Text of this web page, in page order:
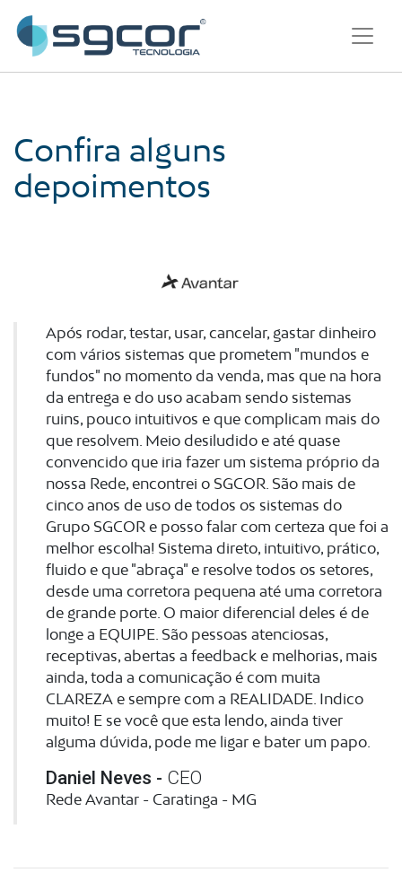
Confira alguns
depoimentos
Após rodar, testar, usar, cancelar, gastar dinheiro
com vários sistemas que prometem "mundos e
fundos" no momento da venda, mas que na hora
da entrega e do uso acabam sendo sistemas
ruins, pouco intuitivos e que complicam mais do
que resolvem. Meio desiludido e até quase
convencido que iria fazer um sistema próprio da
nossa Rede, encontrei o SGCOR. São mais de
cinco anos de uso de todos os sistemas do
Grupo SGCOR e posso falar com certeza que foi a
melhor escolha! Sistema direto, intuitivo, prático,
fluido e que "abraça" e resolve todos os setores,
desde uma corretora pequena até uma corretora
de grande porte. O maior diferencial deles é de
longe a EQUIPE. São pessoas atenciosas,
receptivas, abertas a feedback e melhorias, mais
ainda, toda a comunicação é com muita
CLAREZA e sempre com a REALIDADE. Indico
muito! E se você que esta lendo, ainda tiver
alguma dúvida, pode me ligar e bater um papo.
Daniel Neves - CEO
Rede Avantar - Caratinga - MG